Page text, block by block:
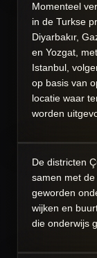
Momenteel
in de Turkse
Diyarbakır,
en Yozgat,
Istanbul,
op basis van
locatie waar
worden
De districten
samen met
geworden
wijken en
die onderwijs